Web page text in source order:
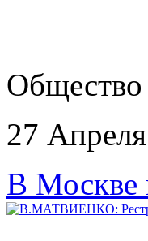
Общество
27
В Москве